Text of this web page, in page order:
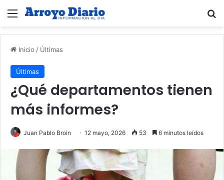
Menú
Inicio / Últimas
Últimas
¿Qué departamentos tienen
más informes?
Juan Pablo Broin 12 mayo, 2026 53 6 minutos leídos